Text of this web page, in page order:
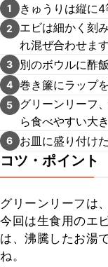
1 きゅうりは縦に4
2
エビは細かく刻
れ混ぜ合わせます
3 別のボウルに酢
4 巻き簾にラップ
5
グリーンリーフ
ら食べやすい大
6 お皿に盛り付け
コツ・ポイント
グリーンリーフは
今回は生食用のエ
は、沸騰したお湯
ね。